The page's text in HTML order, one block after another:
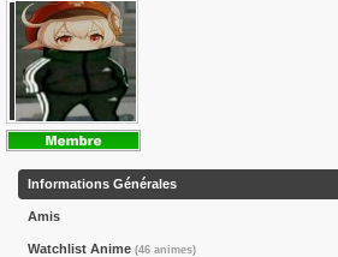
Informations Générales
Amis
Watchlist Anime (46 animes)